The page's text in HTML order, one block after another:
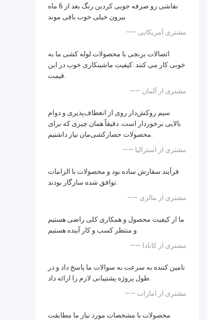
نقاشی رو صرفه جویی کردین رنگ بعد از 6 ماه
بیرون خیلی خوب باقی موند
—— مشتری آمریکایی
اتصالات برنجی با محصولات لوله کشی ما به
خوبی کار می کنند. کیفیت ماشینکاری خوب در این
قیمت.
—— مشتری از آلمان
سیم روکش‌دار روی از انعطاف‌پذیری و دوام
بالایی برخوردار است. دقیقاً همان چیزی که برای
محصولات حصارکشی‌مان نیاز داشتیم.
—— مشتری از استرالیا
فرآیند سفارش ساده بود و محصولات با الزامات
توافق شده سازگار بودند.
—— مشتری از مالزی
ما از کیفیت محصول و همکاری کلی راضی هستیم
و منتظر کسب و کار آینده هستیم
—— مشتری از کانادا
تامین کننده به سرعت به سوالات ما پاسخ داد و در
طول پروژه پشتیبانی لازم را ارائه داد.
—— مشتری از امارات
محصولات با مشخصات مورد نیاز ما مطابقت